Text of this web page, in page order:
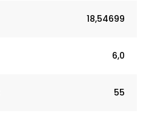
18,54699
6,0
55